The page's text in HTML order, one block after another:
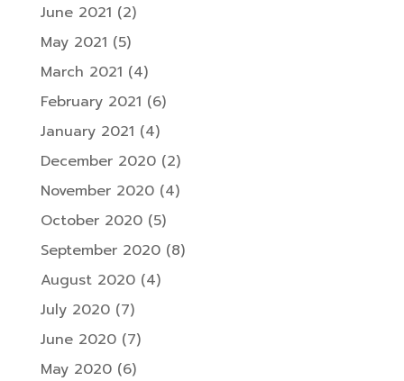
June 2021 (2)
May 2021 (5)
March 2021 (4)
February 2021 (6)
January 2021 (4)
December 2020(2)
November 2020(4)
October 2020(5)
September 2020(8)
August 2020(4)
July 2020(7)
June 2020(7)
May 2020(6)